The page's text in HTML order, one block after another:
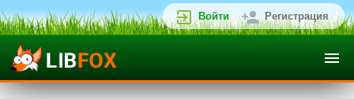
Войти Регистрация